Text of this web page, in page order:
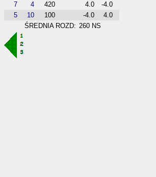
7
4 420 4.0
-4.0
5
10 100 -4.0
4.0
ŚREDNIA ROZD: 260 NS